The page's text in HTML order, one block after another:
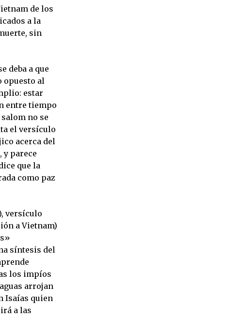
de los
a la
sin
deba a que
opuesto al
estar
entre tiempo
no se
el versículo
acerca del
y parece
que la
como paz
versículo
a Vietnam)
síntesis del
los impíos
arrojan
Isaías quien
a las